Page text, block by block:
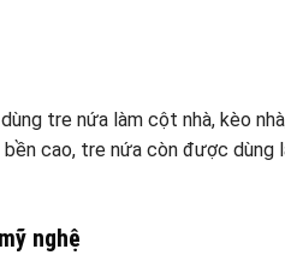
tre nứa làm cột nhà, kèo
cao, tre nứa còn được dùng
nghệ